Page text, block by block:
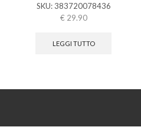
SKU: 383720078436
€ 29.90
LEGGI TUTTO